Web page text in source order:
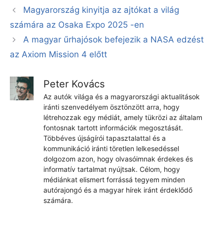
Magyarország kinyitja az ajtókat a világ
számára az Osaka Expo 2025 -en
A magyar űrhajósok befejezik a NASA edzést
az Axiom Mission 4 előtt
Peter Kovács
Az autók világa és a magyarországi aktualitások
iránti szenvedélyem ösztönzött arra, hogy
létrehozzak egy médiát, amely tükrözi az általam
fontosnak tartott információk megosztását.
Többéves újságírói tapasztalattal és a
kommunikáció iránti töretlen lelkesedéssel
dolgozom azon, hogy olvasóimnak érdekes és
informatív tartalmat nyújtsak. Célom, hogy
médiánkat elismert forrássá tegyem minden
autórajongó és a magyar hírek iránt érdeklődő
számára.